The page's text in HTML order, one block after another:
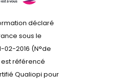
déclaré
sous le
02-2016 (N°de
référencé
Qualiopi pour